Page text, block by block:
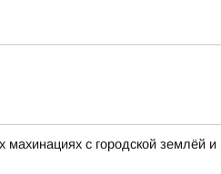
с городской землёй